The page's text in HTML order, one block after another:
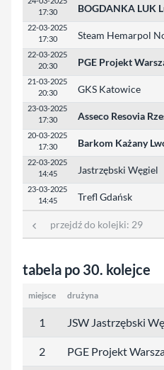
17:30
BOGDANKA LUK
22-03-2025
17:30
Steam Hemarpol
22-03-2025
20:30
PGE Projekt
21-03-2025
20:30
GKS Katowice
23-03-2025
17:30
Asseco Resovia
20-03-2025
17:30
Barkom Każany
22-03-2025
14:45
Jastrzębski Węgiel
23-03-2025
14:45
Trefl Gdańsk
przejdź do kolejki: 29
tabela po 30. kolejce
miejsce drużyna
1 JSW Jastrzębski
2 PGE Projekt